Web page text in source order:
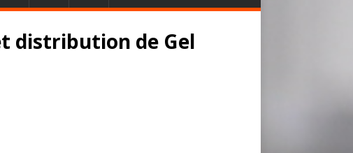
distribution de Gel